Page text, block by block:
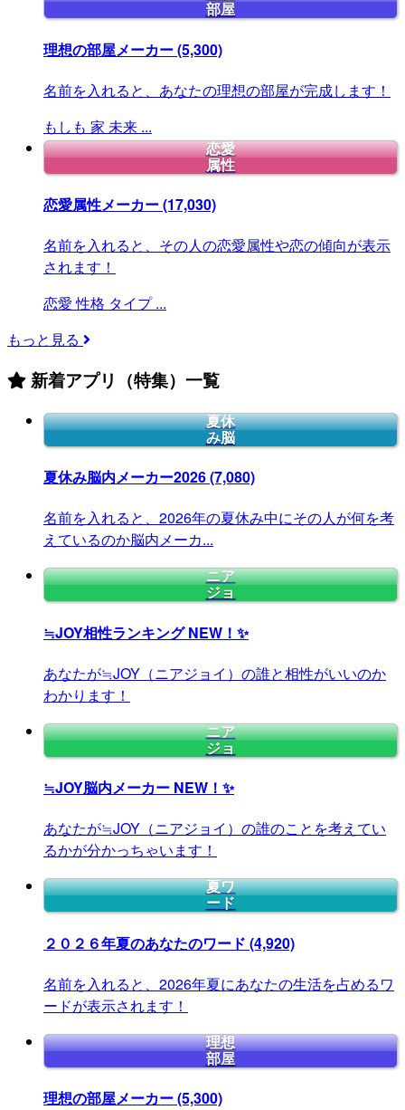
部屋
理想の部屋メーカー(5,300)
名前を入れると、あなたの理想の部屋が完成します！
もしも 家 未来 ...
恋愛
属性
恋愛属性メーカー(17,030)
名前を入れると、その人の恋愛属性や恋の傾向が表示
されます！
恋愛 性格 タイプ ...
もっと見る
新着アプリ（特集）一覧
夏休
み脳
夏休み脳内メーカー2026(7,080)
名前を入れると、2026年の夏休み中にその人が何を考
えているのか脳内メーカ...
ニア
ジョ
≒JOY相性ランキングNEW！✨
あなたが≒JOY（ニアジョイ）の誰と相性がいいのか
わかります！
ニア
ジョ
≒JOY脳内メーカー NEW！✨
あなたが≒JOY（ニアジョイ）の誰のことを考えてい
るかが分かっちゃいます！
夏ワ
ード
２０２６年夏のあなたのワード (4,920)
名前を入れると、2026年夏にあなたの生活を占めるワ
ードが表示されます！
理想
部屋
理想の部屋メーカー(5,300)